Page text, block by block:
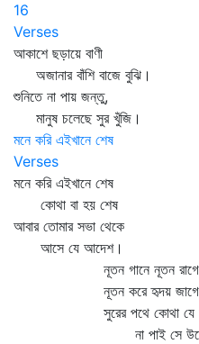
16
Verses
আকাশে ছড়ায়ে বাণী
অজানার বাঁশি বাজে বুঝি।
শুনিতে না পায় জন্তু,
মানুষ চলেছে সুর খুঁজি।
মনে করি এইখানে শেষ
Verses
মনে করি এইখানে শেষ
কোথা বা হয় শেষ
আবার তোমার সভা থেকে
আসে যে আদেশ।
নূতন গানে নূতন রাগে
নূতন করে হৃদয়
সুরের পথে কোথা যে
না পাই সে